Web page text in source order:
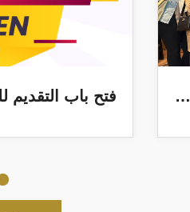
دليل خطوة بخطوة لاستخدام الذكاء الاصطناعي في البحث الحديث